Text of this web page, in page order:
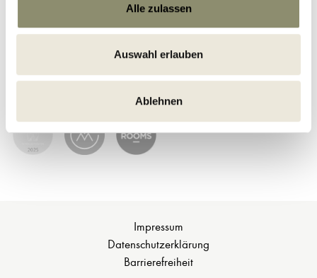
Alle zulassen
Auswahl erlauben
Ablehnen
Impressum
Datenschutzerklärung
Barrierefreiheit